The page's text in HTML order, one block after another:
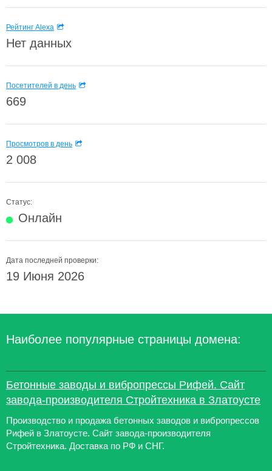
Рейтинг Alexa
Нет данных
Посетителей в день
669
Просмотров в день
2 008
Статус:
Онлайн
Дата последней проверки:
19 Июня 2026
Наиболее популярные страницы домена:
Бетонные заводы и вибропрессы Рифей. Сайт
завода-производителя Стройтехника в Златоусте
Производство и продажа бетонных заводов и вибропрессов
Рифей в Златоусте. Сайт завода-производителя
Стройтехника. Доставка по РФ и СНГ.